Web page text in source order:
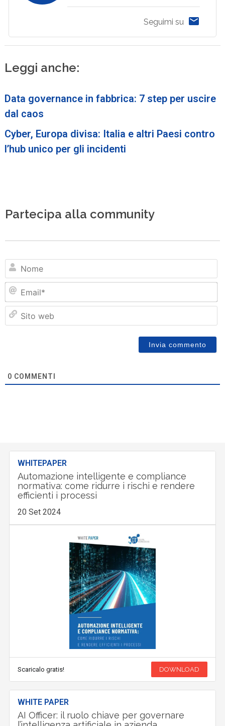
Seguimi su
Leggi anche:
Data governance in fabbrica: 7 step per uscire
dal caos
Cyber, Europa divisa: Italia e altri Paesi contro
l’hub unico per gli incidenti
Partecipa alla community
0 COMMENTI
WHITEPAPER
Automazione intelligente e compliance
normativa: come ridurre i rischi e rendere
efficienti i processi
20 Set 2024
Scaricalo gratis! DOWNLOAD
WHITE PAPER
AI Officer: il ruolo chiave per governare